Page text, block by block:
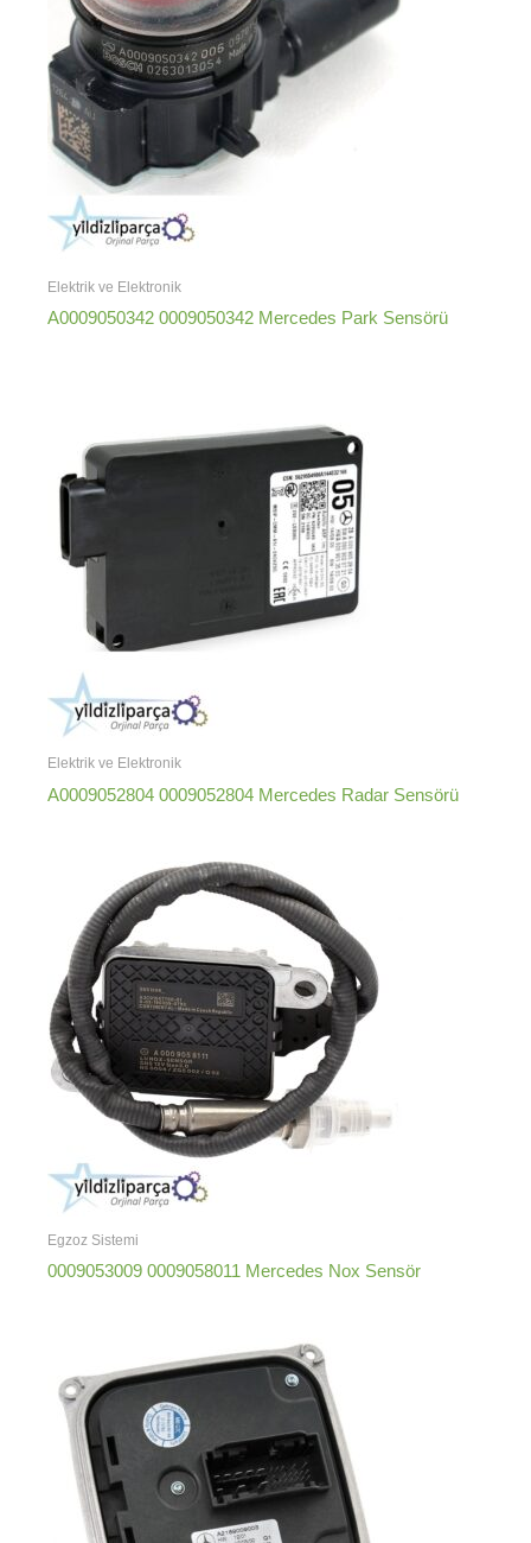
Elektrik ve Elektronik
A0009050342 0009050342 Mercedes Park Sensörü
Elektrik ve Elektronik
A0009052804 0009052804 Mercedes Radar Sensörü
Egzoz Sistemi
0009053009 0009058011 Mercedes Nox Sensör